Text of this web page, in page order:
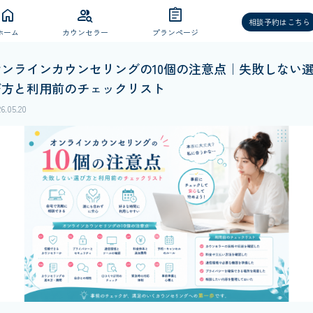
ーム
group_search
カウンセラー
assignment
プランページ
相談予約はこちら
ラインカウンセリングの10個の注意点｜失敗しない
と利用前のチェックリスト